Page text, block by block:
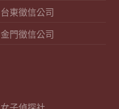
台東徵信公司
金門徵信公司